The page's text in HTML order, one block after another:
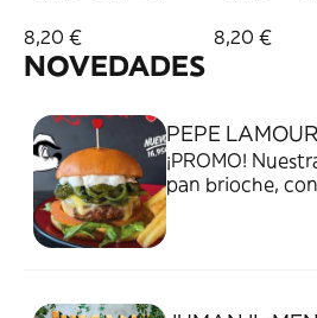
8,20 € 8,20 €
NOVEDADES
PEPE
¡PROMO!
pan brioche,